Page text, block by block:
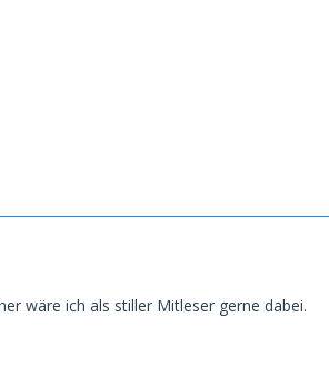
wäre ich als stiller Mitleser gerne dabei.